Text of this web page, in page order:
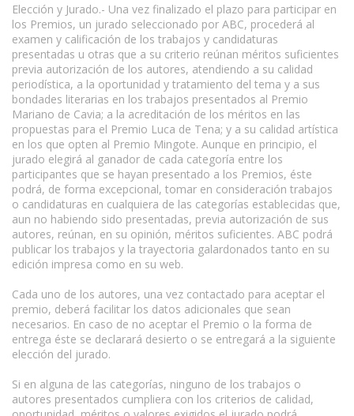
Elección y Jurado.- Una vez finalizado el plazo para participar en
los Premios, un jurado seleccionado por ABC, procederá al
examen y calificación de los trabajos y candidaturas
presentadas u otras que a su criterio reúnan méritos suficientes
previa autorización de los autores, atendiendo a su calidad
periodística, a la oportunidad y tratamiento del tema y a sus
bondades literarias en los trabajos presentados al Premio
Mariano de Cavia; a la acreditación de los méritos en las
propuestas para el Premio Luca de Tena; y a su calidad artística
en los que opten al Premio Mingote. Aunque en principio, el
jurado elegirá al ganador de cada categoría entre los
participantes que se hayan presentado a los Premios, éste
podrá, de forma excepcional, tomar en consideración trabajos
o candidaturas en cualquiera de las categorías establecidas que,
aun no habiendo sido presentadas, previa autorización de sus
autores, reúnan, en su opinión, méritos suficientes. ABC podrá
publicar los trabajos y la trayectoria galardonados tanto en su
edición impresa como en su web.
Cada uno de los autores, una vez contactado para aceptar el
premio, deberá facilitar los datos adicionales que sean
necesarios. En caso de no aceptar el Premio o la forma de
entrega éste se declarará desierto o se entregará a la siguiente
elección del jurado.
Si en alguna de las categorías, ninguno de los trabajos o
autores presentados cumpliera con los criterios de calidad,